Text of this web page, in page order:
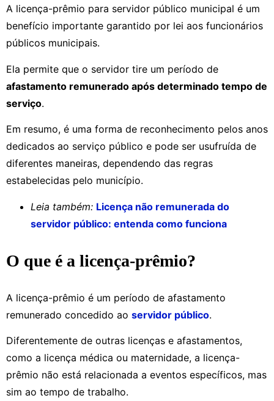
A licença-prêmio para servidor público municipal é um
benefício importante garantido por lei aos funcionários
públicos municipais.
Ela permite que o servidor tire um período de
afastamento remunerado após determinado tempo de
serviço.
Em resumo, é uma forma de reconhecimento pelos anos
dedicados ao serviço público e pode ser usufruída de
diferentes maneiras, dependendo das regras
estabelecidas pelo município.
Leia também: Licença não remunerada do
servidor público: entenda como funciona
O que é a licença-prêmio?
A licença-prêmio é um período de afastamento
remunerado concedido ao servidor público.
Diferentemente de outras licenças e afastamentos,
como a licença médica ou maternidade, a licença-
prêmio não está relacionada a eventos específicos, mas
sim ao tempo de trabalho.